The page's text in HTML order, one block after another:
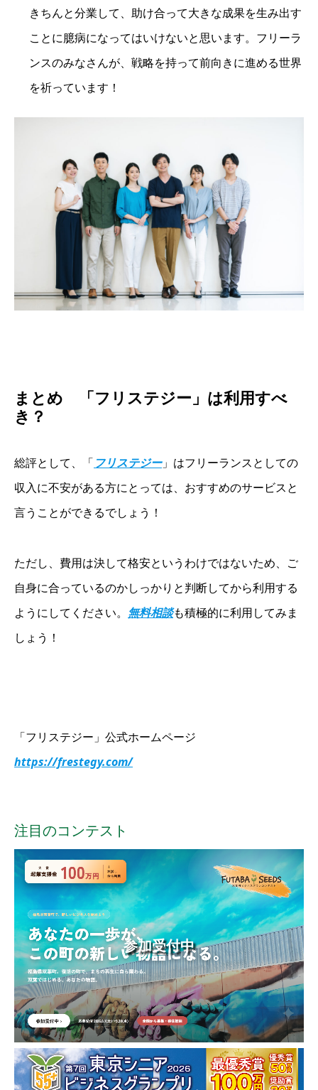
きちんと分業して、助け合って大きな成果を生み出す
ことに臆病になってはいけないと思います。フリーラ
ンスのみなさんが、戦略を持って前向きに進める世界
を祈っています！
まとめ 「フリステジー」は利用すべ
き？
総評として、「 フリステジー」はフリーランスとしての
収入に不安がある方にとっては、おすすめのサービスと
言うことができるでしょう！
ただし、費用は決して格安というわけではないため、ご
自身に合っているのかしっかりと判断してから利用する
ようにしてください。 無料相談も積極的に利用してみま
しょう！
「フリステジー」公式ホームページ
https://frestegy.com/
注目のコンテスト
参加受付中